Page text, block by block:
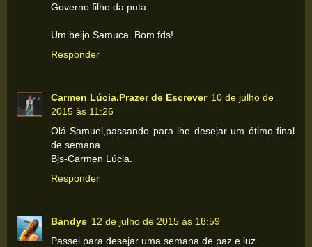
Governo filho da puta.
Um beijo Samuca. Bom fds!
Responder
Carmen Lúcia.Prazer de Escrever 10 de julho de
2015 às 11:26
Olá Samuel,passando para lhe desejar um ótimo final
de semana.
Bjs-Carmen Lúcia.
Responder
Bandys 12 de julho de 2015 às 18:59
Passei para desejar uma semana de paz e luz.